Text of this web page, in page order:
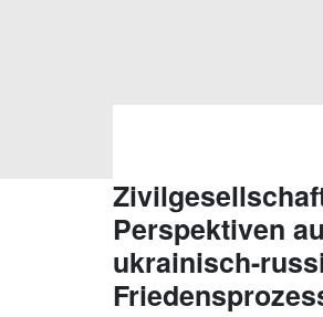
Perspektiven
ukrainisch-